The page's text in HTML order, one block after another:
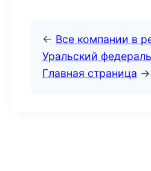
← Все компании в
Уральский
Главная страница →